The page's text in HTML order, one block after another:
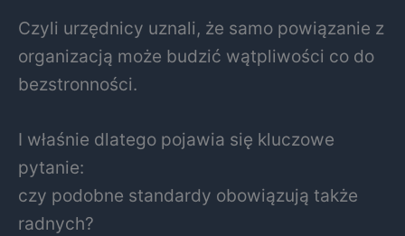
Czyli urzędnicy uznali, że samo powiązanie z
organizacją może budzić wątpliwości co do
bezstronności.
I właśnie dlatego pojawia się kluczowe
pytanie:
czy podobne standardy obowiązują także
radnych?